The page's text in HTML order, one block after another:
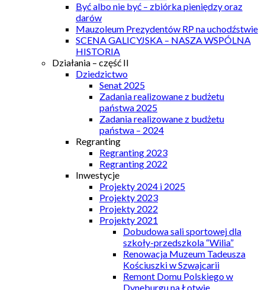
Być albo nie być – zbiórka pieniędzy oraz
darów
Mauzoleum Prezydentów RP na uchodźstwie
SCENA GALICYJSKA – NASZA WSPÓLNA
HISTORIA
Działania – część II
Dziedzictwo
Senat 2025
Zadania realizowane z budżetu
państwa 2025
Zadania realizowane z budżetu
państwa – 2024
Regranting
Regranting 2023
Regranting 2022
Inwestycje
Projekty 2024 i 2025
Projekty 2023
Projekty 2022
Projekty 2021
Dobudowa sali sportowej dla
szkoły-przedszkola “Wilia”
Renowacja Muzeum Tadeusza
Kościuszki w Szwajcarii
Remont Domu Polskiego w
Dyneburgu na Łotwie